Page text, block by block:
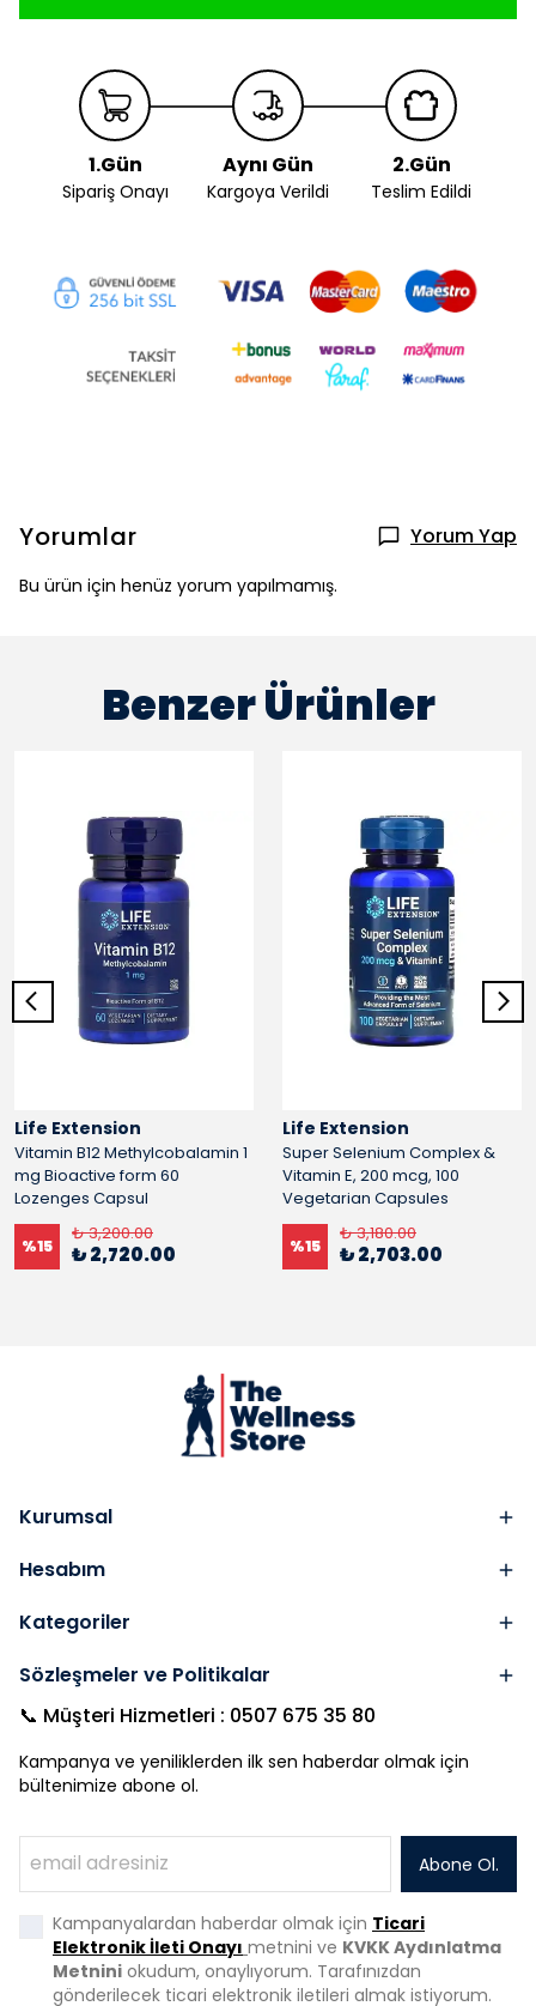
1.Gün
Sipariş Onayı
Aynı Gün
Kargoya Verildi
2.Gün
Teslim Edildi
Yorumlar Yorum Yap
Bu ürün için henüz yorum yapılmamış.
Benzer Ürünler
Life Extension
Vitamin B12 Methylcobalamin 1
mg Bioactive form 60
Lozenges Capsul
%15
₺ 3,200.00
₺ 2,720.00
Life Extension
Super Selenium Complex &
Vitamin E, 200 mcg, 100
Vegetarian Capsules
%15
₺ 3,180.00
₺ 2,703.00
Kurumsal
Hesabım
Kategoriler
Sözleşmeler ve Politikalar
📞 Müşteri Hizmetleri : 0507 675 35 80
Kampanya ve yeniliklerden ilk sen haberdar olmak için
bültenimize abone ol.
Abone Ol.
Kampanyalardan haberdar olmak için Ticari
Elektronik İleti Onayı metnini ve KVKK Aydınlatma
Metnini okudum, onaylıyorum. Tarafınızdan
gönderilecek ticari elektronik iletileri almak istiyorum.